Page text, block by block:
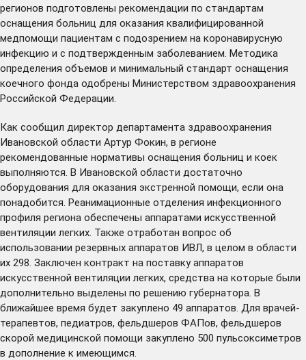
регионов подготовлены рекомендации по стандартам
оснащения больниц для оказания квалифицированной
медпомощи пациентам с подозрением на коронавирусную
инфекцию и с подтвержденным заболеванием. Методика
определения объемов и минимальный стандарт оснащения
коечного фонда одобрены Министерством здравоохранения
Российской Федерации.
Как сообщил директор департамента здравоохранения
Ивановской области Артур Фокин, в регионе
рекомендованные нормативы оснащения больниц и коек
выполняются. В Ивановской области достаточно
оборудования для оказания экстренной помощи, если она
понадобится. Реанимационные отделения инфекционного
профиля региона обеспечены аппаратами искусственной
вентиляции легких. Также отработан вопрос об
использовании резервных аппаратов ИВЛ, в целом в области
их 298. Заключен контракт на поставку аппаратов
искусственной вентиляции легких, средства на которые были
дополнительно выделены по решению губернатора. В
ближайшее время будет закуплено 49 аппаратов. Для врачей-
терапевтов, педиатров, фельдшеров ФАПов, фельдшеров
скорой медицинской помощи закуплено 500 пульсоксиметров
в дополнение к имеющимся.